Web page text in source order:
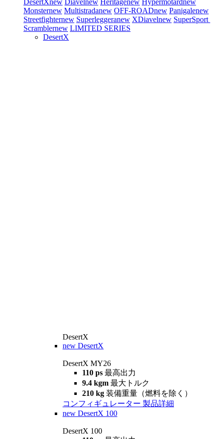
DesertXnew Diavelnew Heritagenew Hypermotardnew
Monsternew Multistradanew OFF-ROADnew Panigalenew
Streetfighternew Superleggeranew XDiavelnew SuperSport
Scramblernew LIMITED SERIES
DesertX
DesertX
new DesertX
DesertX MY26
110 ps 最高出力
9.4 kgm 最大トルク
210 kg 装備重量（燃料を除く）
コンフィギュレーター 製品詳細
new DesertX 100
DesertX 100